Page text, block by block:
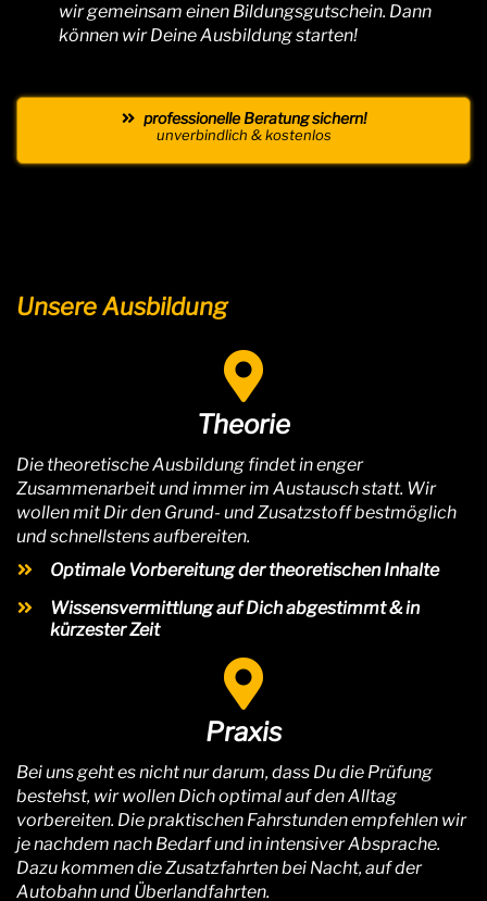
wir gemeinsam einen Bildungsgutschein. Dann
können wir Deine Ausbildung starten!
professionelle Beratung sichern!
unverbindlich & kostenlos
Unsere Ausbildung
Theorie
Die theoretische Ausbildung findet in enger
Zusammenarbeit und immer im Austausch statt. Wir
wollen mit Dir den Grund- und Zusatzstoff bestmöglich
und schnellstens aufbereiten.
Optimale Vorbereitung der theoretischen Inhalte
Wissensvermittlung auf Dich abgestimmt & in
kürzester Zeit
Praxis
Bei uns geht es nicht nur darum, dass Du die Prüfung
bestehst, wir wollen Dich optimal auf den Alltag
vorbereiten. Die praktischen Fahrstunden empfehlen wir
je nachdem nach Bedarf und in intensiver Absprache.
Dazu kommen die Zusatzfahrten bei Nacht, auf der
Autobahn und Überlandfahrten.